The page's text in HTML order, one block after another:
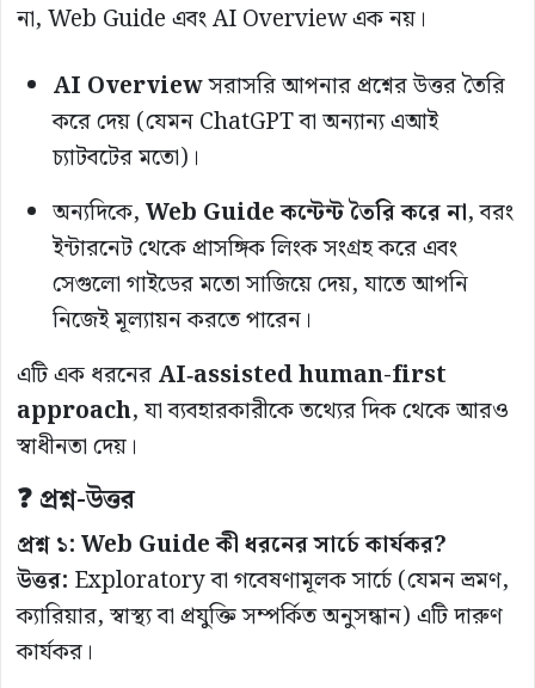
না, Web Guide এবং AI Overview এক নয়।
AI Overviewসরাসরি আপনার প্রশ্নের উত্তর তৈরি
করে দেয় (যেমন ChatGPT বা অন্যান্য এআই
চ্যাটবটের মতো)।
অন্যদিকে,Web Guide কন্টেন্ট তৈরি করে না, বরং
ইন্টারনেট থেকে প্রাসঙ্গিক লিংক সংগ্রহ করে এবং
সেগুলো গাইডের মতো সাজিয়ে দেয়, যাতে আপনি
নিজেই মূল্যায়ন করতে পারেন।
এটি এক ধরনেরAI‑assisted human-first
approach, যা ব্যবহারকারীকে তথ্যের দিক থেকে আরও
স্বাধীনতা দেয়।
❓ প্রশ্ন-উত্তর
প্রশ্ন ১: Web Guide কী ধরনের সার্চে কার্যকর?
উত্তর: Exploratory বা গবেষণামূলক সার্চে (যেমন ভ্রমণ,
ক্যারিয়ার, স্বাস্থ্য বা প্রযুক্তি সম্পর্কিত অনুসন্ধান) এটি দারুণ
কার্যকর।